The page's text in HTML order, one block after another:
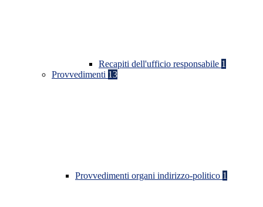
Recapiti dell'ufficio responsabile 1
Provvedimenti 13
Provvedimenti organi indirizzo-politico 1